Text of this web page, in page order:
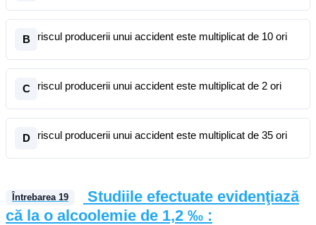
B riscul producerii unui accident este multiplicat de 10 ori
C riscul producerii unui accident este multiplicat de 2 ori
D riscul producerii unui accident este multiplicat de 35 ori
Întrebarea 19
Studiile efectuate evidenţiază
că la o alcoolemie de 1,2 ‰ :